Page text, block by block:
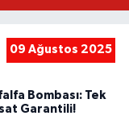
09 Ağustos 2025
Bombası: Tek
Garantili!